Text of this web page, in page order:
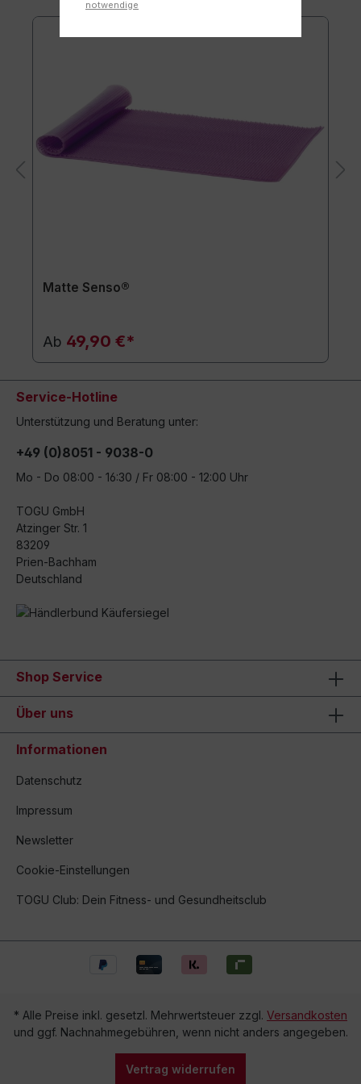
Matte Senso®
Ab 49,90 €*
Service-Hotline
Unterstützung und Beratung unter:
+49 (0)8051 - 9038-0
Mo - Do 08:00 - 16:30 / Fr 08:00 - 12:00 Uhr
TOGU GmbH
Atzinger Str. 1
83209
Prien-Bachham
Deutschland
Shop Service
Über uns
Informationen
Datenschutz
Impressum
Newsletter
Cookie-Einstellungen
TOGU Club: Dein Fitness- und Gesundheitsclub
* Alle Preise inkl. gesetzl. Mehrwertsteuer zzgl. Versandkosten
und ggf. Nachnahmegebühren, wenn nicht anders angegeben.
Vertrag widerrufen
notwendige